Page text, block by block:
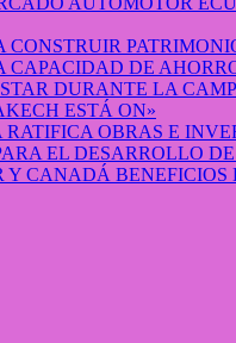
CAPACIDAD DE
ESTÁ ON»
EL DESARROLLO
BENEFICIOS